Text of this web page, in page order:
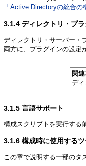
「Active Directoryの統合の
3.1.4 ディレクトリ・プ
ディレクトリ・サーバー・
両方に、プラグインの設定
関
ディ
3.1.5 言語サポート
構成スクリプトを実行する
3.1.6 構成時に使用するツ
この章で説明する一部のタ